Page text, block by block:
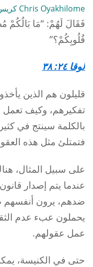
Chris Oyakhilome كريس أوياكيلومي
فَقَالَ لَهُمْ: “مَا بَالُكُمْ
قُلُوبِكُمْ؟”
لوقا ٢٤: ٣٨
قليلون هم الذين
تفكيرهم، وكيف تعمل
بالكلمة سينتج في
فتمتلئ مثل هذه
على سبيل المثال،
عندما يتم إصدار
ضدهم، يرون أنفسهم
يحملون عبء عدم
عمل عقولهم.
حتى في الكنيسة،